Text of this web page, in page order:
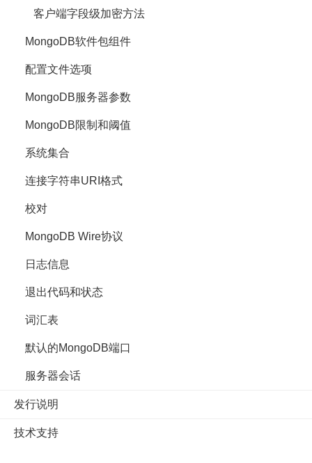
客户端字段级加密方法
MongoDB软件包组件
配置文件选项
MongoDB服务器参数
MongoDB限制和阈值
系统集合
连接字符串URI格式
校对
MongoDB Wire协议
日志信息
退出代码和状态
词汇表
默认的MongoDB端口
服务器会话
发行说明
技术支持